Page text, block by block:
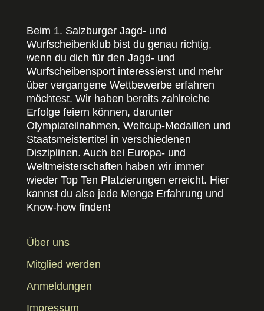
Beim 1. Salzburger Jagd- und
Wurfscheibenklub bist du genau richtig,
wenn du dich für den Jagd- und
Wurfscheibensport interessierst und mehr
über vergangene Wettbewerbe erfahren
möchtest. Wir haben bereits zahlreiche
Erfolge feiern können, darunter
Olympiateilnahmen, Weltcup-Medaillen und
Staatsmeistertitel in verschiedenen
Disziplinen. Auch bei Europa- und
Weltmeisterschaften haben wir immer
wieder Top Ten Platzierungen erreicht. Hier
kannst du also jede Menge Erfahrung und
Know-how finden!
Über uns
Mitglied werden
Anmeldungen
Impressum